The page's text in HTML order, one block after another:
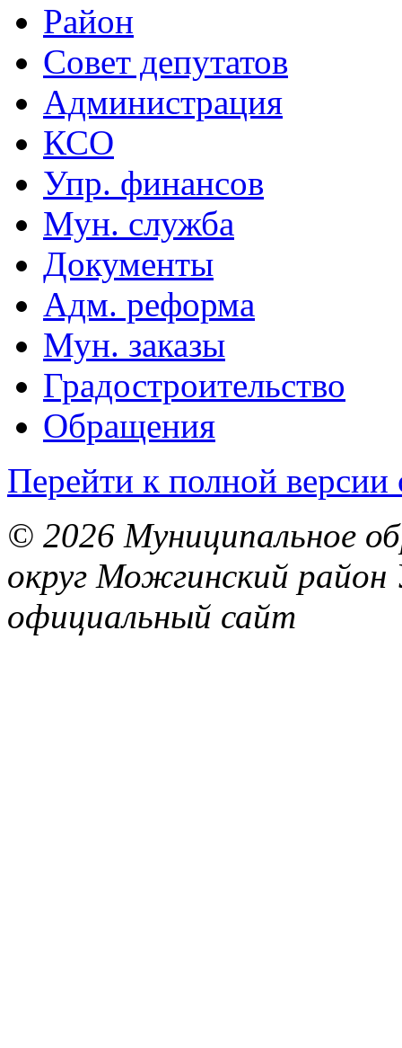
Район
Совет депутатов
Администрация
КСО
Упр. финансов
Мун. служба
Документы
Адм. реформа
Мун. заказы
Градостроительство
Обращения
Перейти к полной версии
© 2026 Муниципальное
округ Можгинский район
официальный сайт